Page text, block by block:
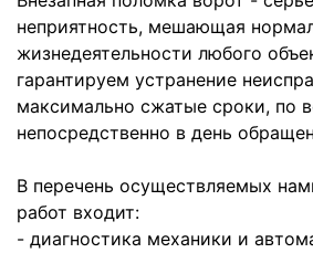
неприятность, мешающая
жизнедеятельности любого
гарантируем устранение
максимально сжатые сроки, по
непосредственно в день
В перечень осуществляемых
работ входит:
- диагностика механики и